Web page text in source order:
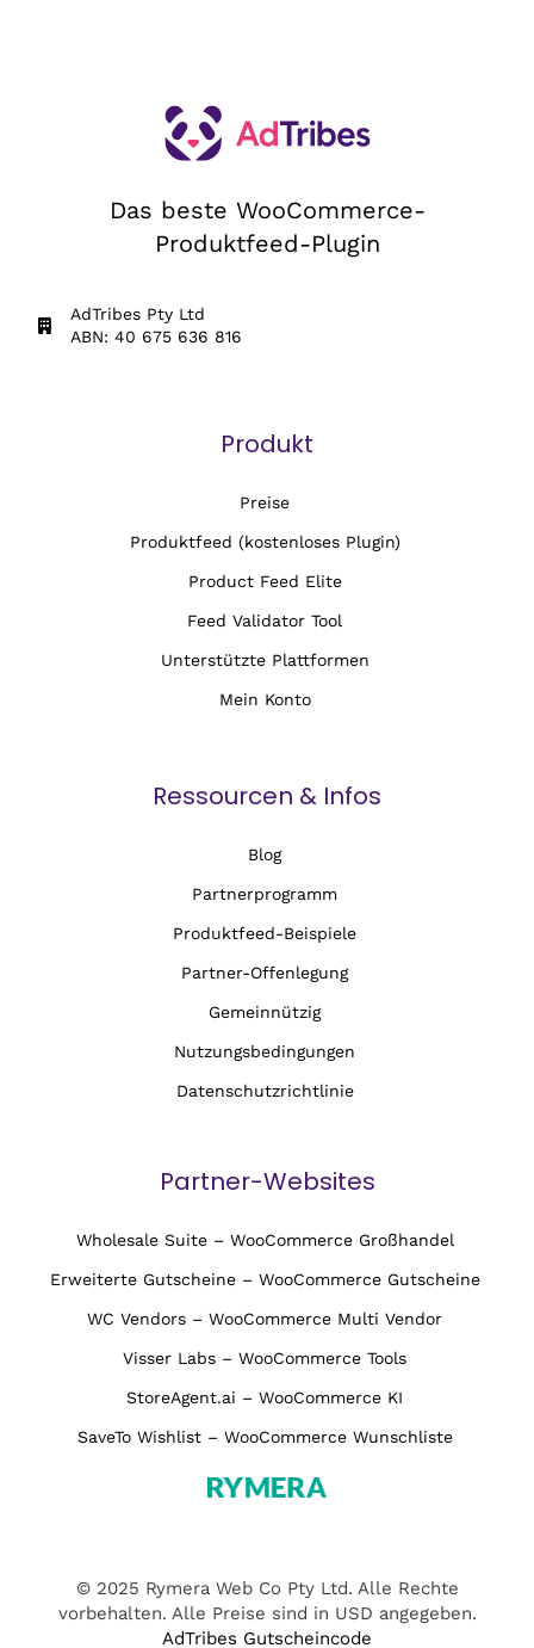
Das beste WooCommerce-
Produktfeed-Plugin
AdTribes Pty Ltd
ABN: 40 675 636 816
Produkt
Preise
Produktfeed (kostenloses Plugin)
Product Feed Elite
Feed Validator Tool
Unterstützte Plattformen
Mein Konto
Ressourcen & Infos
Blog
Partnerprogramm
Produktfeed-Beispiele
Partner-Offenlegung
Gemeinnützig
Nutzungsbedingungen
Datenschutzrichtlinie
Partner-Websites
Wholesale Suite – WooCommerce Großhandel
Erweiterte Gutscheine – WooCommerce Gutscheine
WC Vendors – WooCommerce Multi Vendor
Visser Labs – WooCommerce Tools
StoreAgent.ai – WooCommerce KI
SaveTo Wishlist – WooCommerce Wunschliste
© 2025 Rymera Web Co Pty Ltd. Alle Rechte
vorbehalten. Alle Preise sind in USD angegeben.
AdTribes Gutscheincode